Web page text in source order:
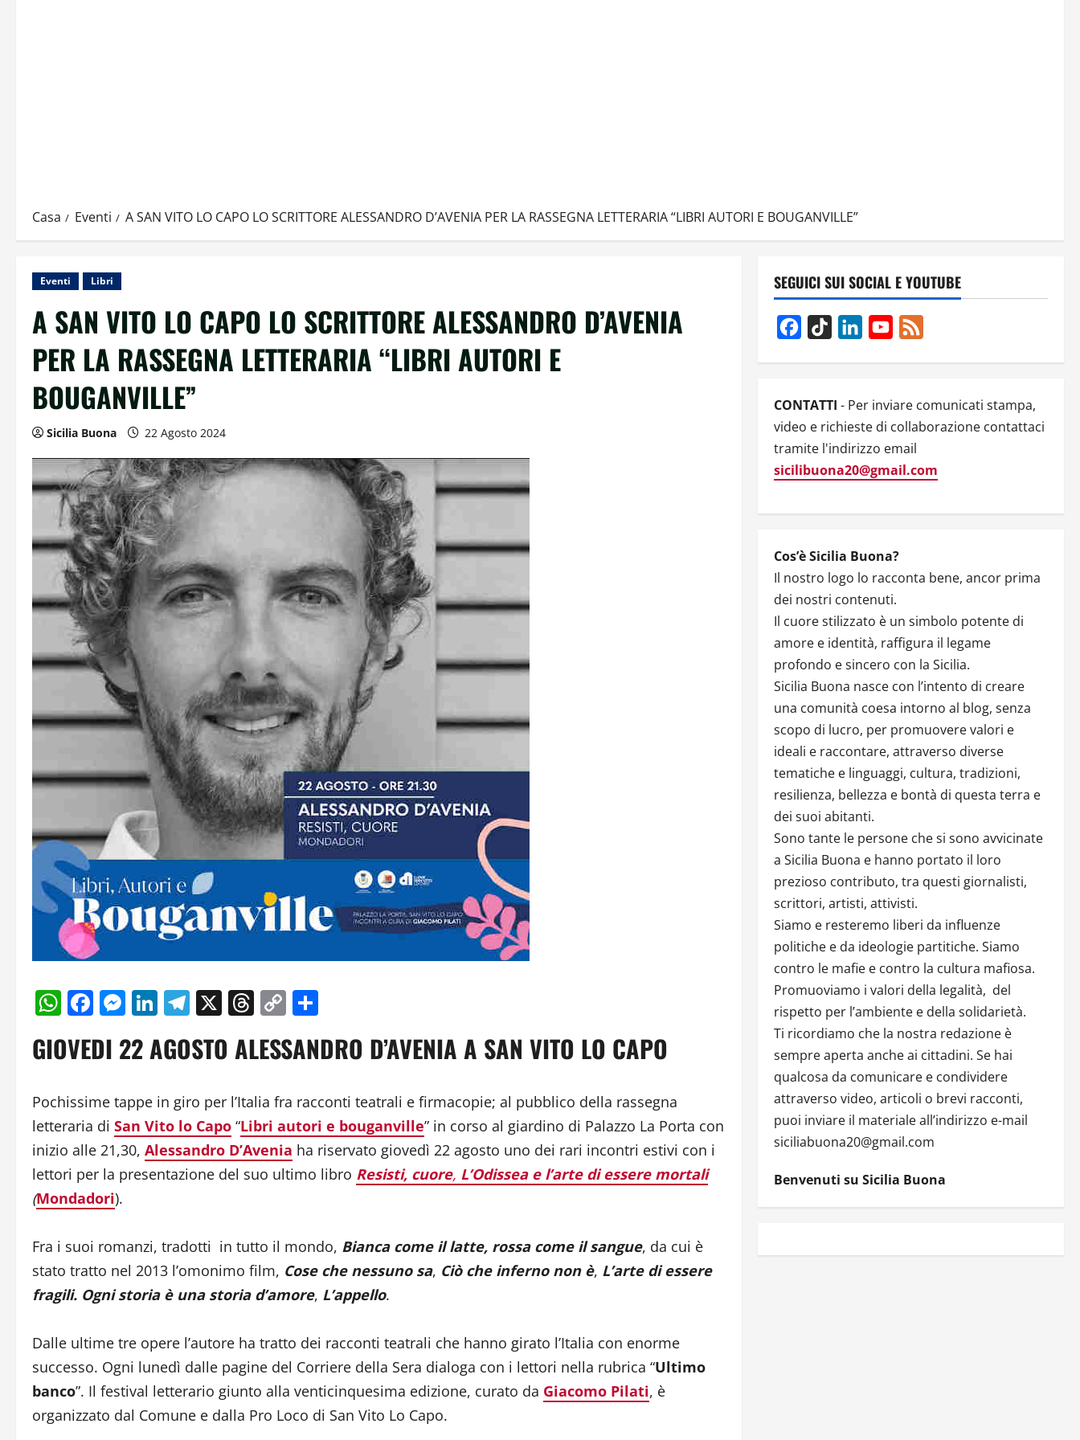
Casa Eventi A SAN VITO LO CAPO LO SCRITTORE ALESSANDRO D’AVENIA PER LA RASSEGNA LETTERARIA “LIBRI AUTORI E BOUGANVILLE”
Eventi Libri
A SAN VITO LO CAPO LO SCRITTORE ALESSANDRO D’AVENIA
PER LA RASSEGNA LETTERARIA “LIBRI AUTORI E
BOUGANVILLE”
Sicilia Buona 22 Agosto 2024
WhatsApp
Facebook
Messenger
LinkedIn
Telegram
X Threads
Copy
GIOVEDI 22 AGOSTO ALESSANDRO D’AVENIA A SAN VITO LO CAPO
Pochissime tappe in giro per l’Italia fra racconti teatrali e firmacopie; al pubblico della rassegna
letteraria di San Vito lo Capo “Libri autori e bouganville” in corso al giardino di Palazzo La Porta con
inizio alle 21,30, Alessandro D’Avenia ha riservato giovedì 22 agosto uno dei rari incontri estivi con i
lettori per la presentazione del suo ultimo libro Resisti, cuore, L’Odissea e l’arte di essere mortali
(Mondadori).
Fra i suoi romanzi, tradotti in tutto il mondo, Bianca come il latte, rossa come il sangue, da cui è
stato tratto nel 2013 l’omonimo film, Cose che nessuno sa, Ciò che inferno non è, L’arte di essere
fragili. Ogni storia è una storia d’amore, L’appello.
Dalle ultime tre opere l’autore ha tratto dei racconti teatrali che hanno girato l’Italia con enorme
successo. Ogni lunedì dalle pagine del Corriere della Sera dialoga con i lettori nella rubrica “Ultimo
banco”. Il festival letterario giunto alla venticinquesima edizione, curato da Giacomo Pilati, è
organizzato dal Comune e dalla Pro Loco di San Vito Lo Capo.
SEGUICI SUI SOCIAL E YOUTUBE
Facebook
TikTok LinkedInYouTube
CONTATTI - Per inviare comunicati stampa,
video e richieste di collaborazione contattaci
tramite l'indirizzo email
sicilibuona20@gmail.com
Cos’è Sicilia Buona?
Il nostro logo lo racconta bene, ancor prima
dei nostri contenuti.
Il cuore stilizzato è un simbolo potente di
amore e identità, raffigura il legame
profondo e sincero con la Sicilia.
Sicilia Buona nasce con l’intento di creare
una comunità coesa intorno al blog, senza
scopo di lucro, per promuovere valori e
ideali e raccontare, attraverso diverse
tematiche e linguaggi, cultura, tradizioni,
resilienza, bellezza e bontà di questa terra e
dei suoi abitanti.
Sono tante le persone che si sono avvicinate
a Sicilia Buona e hanno portato il loro
prezioso contributo, tra questi giornalisti,
scrittori, artisti, attivisti.
Siamo e resteremo liberi da influenze
politiche e da ideologie partitiche. Siamo
contro le mafie e contro la cultura mafiosa.
Promuoviamo i valori della legalità, del
rispetto per l’ambiente e della solidarietà.
Ti ricordiamo che la nostra redazione è
sempre aperta anche ai cittadini. Se hai
qualcosa da comunicare e condividere
attraverso video, articoli o brevi racconti,
puoi inviare il materiale all’indirizzo e-mail
siciliabuona20@gmail.com
Benvenuti su Sicilia Buona